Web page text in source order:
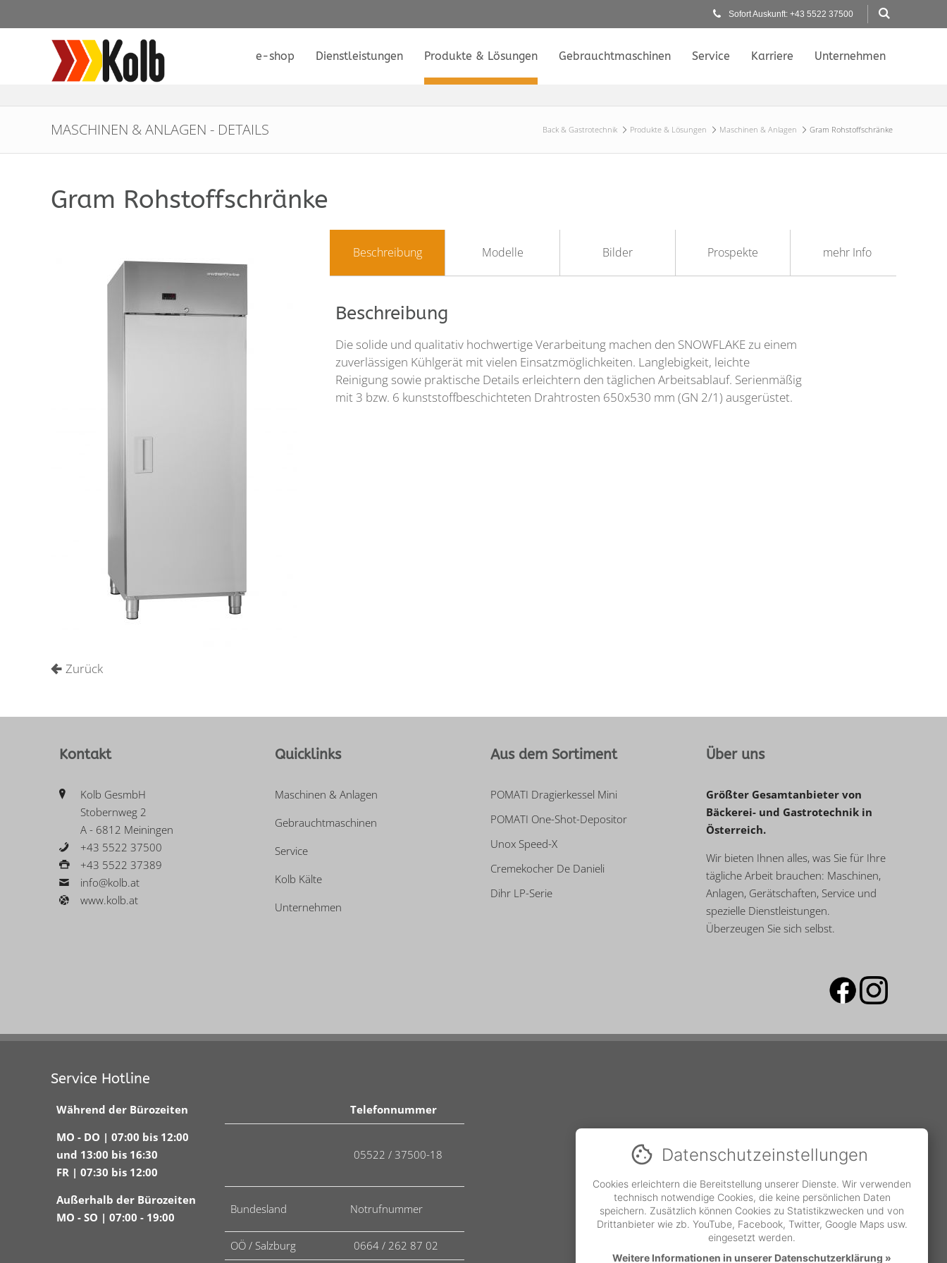
Sofort Auskunft: +43 5522 37500
e-shop Dienstleistungen Produkte & Lösungen Gebrauchtmaschinen Service Karriere Unternehmen
MASCHINEN & ANLAGEN - DETAILS Back & Gastrotechnik Produkte & Lösungen Maschinen & Anlagen Gram Rohstoffschränke
Gram Rohstoffschränke
Beschreibung Modelle Bilder Prospekte mehr Info
Beschreibung
Die solide und qualitativ hochwertige Verarbeitung machen den SNOWFLAKE zu einem
zuverlässigen Kühlgerät mit vielen Einsatzmöglichkeiten. Langlebigkeit, leichte
Reinigung sowie praktische Details erleichtern den täglichen Arbeitsablauf. Serienmäßig
mit 3 bzw. 6 kunststoffbeschichteten Drahtrosten 650x530 mm (GN 2/1) ausgerüstet.
Zurück
Kontakt
Kolb GesmbH
Stobernweg 2
A - 6812 Meiningen
+43 5522 37500
+43 5522 37389
info@kolb.at
www.kolb.at
Quicklinks
Maschinen & Anlagen
Gebrauchtmaschinen
Service
Kolb Kälte
Unternehmen
Aus dem Sortiment
POMATI Dragierkessel Mini
POMATI One-Shot-Depositor
Unox Speed-X
Cremekocher De Danieli
Dihr LP-Serie
Über uns
Größter Gesamtanbieter von
Bäckerei- und Gastrotechnik in
Österreich.
Wir bieten Ihnen alles, was Sie für Ihre
tägliche Arbeit brauchen: Maschinen,
Anlagen, Gerätschaften, Service und
spezielle Dienstleistungen.
Überzeugen Sie sich selbst.
Service Hotline
Während der Bürozeiten
Telefonnummer
MO - DO | 07:00 bis 12:00
und 13:00 bis 16:30
FR | 07:30 bis 12:00
05522 / 37500-18
Außerhalb der Bürozeiten
MO - SO | 07:00 - 19:00
Bundesland Notrufnummer
OÖ / Salzburg 0664 / 262 87 02
Datenschutz­einstellungen
Cookies erleichtern die Bereitstellung unserer Dienste. Wir verwenden
technisch notwendige Cookies, die keine persönlichen Daten
speichern. Zusätzlich können Cookies zu Statistikzwecken und von
Drittanbieter wie zb. YouTube, Facebook, Twitter, Google Maps usw.
eingesetzt werden.
Weitere Informationen in unserer Datenschutzerklärung »